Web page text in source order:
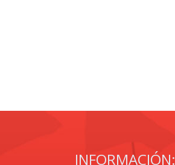
INFORMACIÓN: